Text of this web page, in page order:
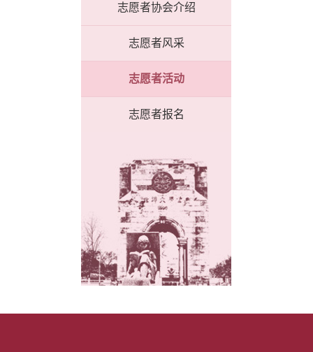
志愿者协会介绍
志愿者风采
志愿者活动
志愿者报名